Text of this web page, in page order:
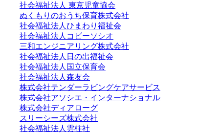
社会福祉法人 東京児童協会
ぬくもりのおうち保育株式会社
社会福祉法人ひまわり福祉会
社会福祉法人コビーソシオ
三和エンジニアリング株式会社
社会福祉法人日の出福祉会
社会福祉法人国立保育会
社会福祉法人森友会
株式会社テンダーラビングケアサービス
株式会社アソシエ・インターナショナル
株式会社ディアローグ
スリーシーズ株式会社
社会福祉法人雲柱社